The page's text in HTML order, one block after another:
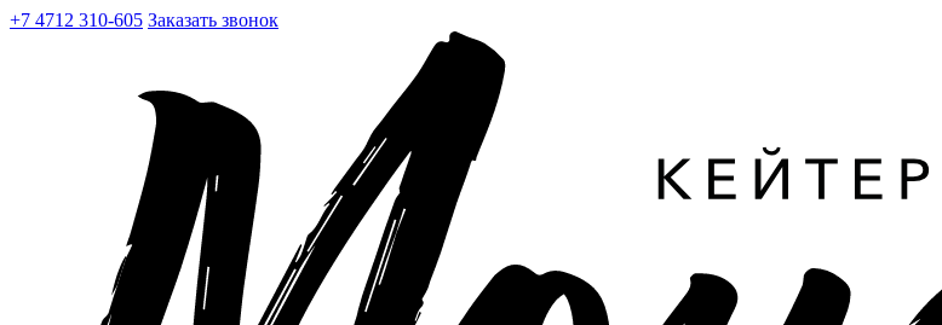
+7 4712 310-605 Заказать звонок